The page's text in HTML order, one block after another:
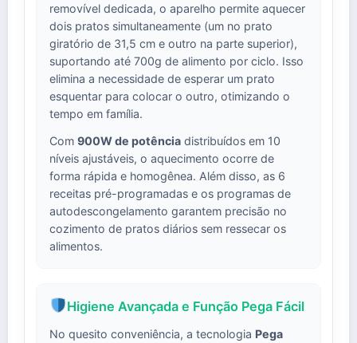
removível dedicada, o aparelho permite aquecer
dois pratos simultaneamente (um no prato
giratório de 31,5 cm e outro na parte superior),
suportando até 700g de alimento por ciclo. Isso
elimina a necessidade de esperar um prato
esquentar para colocar o outro, otimizando o
tempo em família.
Com 900W de potência distribuídos em 10
níveis ajustáveis, o aquecimento ocorre de
forma rápida e homogênea. Além disso, as 6
receitas pré-programadas e os programas de
autodescongelamento garantem precisão no
cozimento de pratos diários sem ressecar os
alimentos.
Higiene Avançada e Função Pega Fácil
No quesito conveniência, a tecnologia Pega